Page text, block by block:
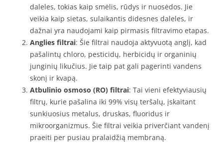
daleles, tokias kaip smėlis, rūdys ir nuosėdos. Jie
veikia kaip sietas, sulaikantis didesnes daleles, ir
dažnai yra naudojami kaip pirmasis filtravimo etapas.
Anglies filtrai: Šie filtrai naudoja aktyvuotą anglį, kad
pašalintų chloro, pesticidų, herbicidų ir organinių
junginių likučius. Jie taip pat gali pagerinti vandens
skonį ir kvapą.
Atbulinio osmoso (RO) filtrai: Tai vieni efektyviausių
filtrų, kurie pašalina iki 99% visų teršalų, įskaitant
sunkiuosius metalus, druskas, fluoridus ir
mikroorganizmus. Šie filtrai veikia priverčiant vandenį
praeiti per pusiau pralaidžią membraną.